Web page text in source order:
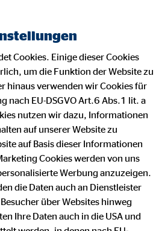
bei OVB werden
KARRIERE BEI UNS STARTEN
du Flexibilität, attraktive
Werde Teil unseres Teams
in ganz Deutschland und
Cookies. Einige dieser Cookies
um die Funktion der Website zu
hinaus verwenden wir Cookies für
nach EU-DSGVO Art.6 Abs.1 lit. a
nutzen wir dazu, Informationen
auf unserer Website zu
auf Basis dieser Informationen
Cookies werden von uns
Werbung anzuzeigen.
die Daten auch an Dienstleister
über Websites hinweg
Ihre Daten auch in die USA und